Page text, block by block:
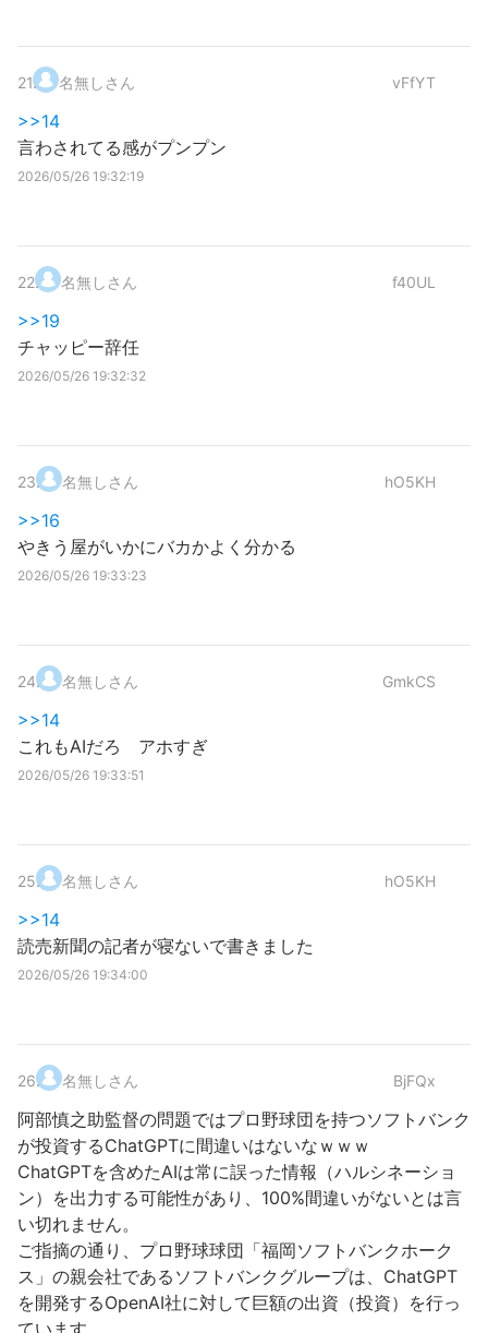
21. 名無しさん vFfYT
>>14
言わされてる感がプンプン
2026/05/26 19:32:19
22. 名無しさん f40UL
>>19
チャッピー辞任
2026/05/26 19:32:32
23. 名無しさん hO5KH
>>16
やきう屋がいかにバカかよく分かる
2026/05/26 19:33:23
24. 名無しさん GmkCS
>>14
これもAIだろ アホすぎ
2026/05/26 19:33:51
25. 名無しさん hO5KH
>>14
読売新聞の記者が寝ないで書きました
2026/05/26 19:34:00
26. 名無しさん BjFQx
阿部慎之助監督の問題ではプロ野球団を持つソフトバンク
が投資するChatGPTに間違いはないなｗｗｗ
ChatGPTを含めたAIは常に誤った情報（ハルシネーショ
ン）を出力する可能性があり、100%間違いがないとは言
い切れません。
ご指摘の通り、プロ野球球団「福岡ソフトバンクホーク
ス」の親会社であるソフトバンクグループは、ChatGPT
を開発するOpenAI社に対して巨額の出資（投資）を行っ